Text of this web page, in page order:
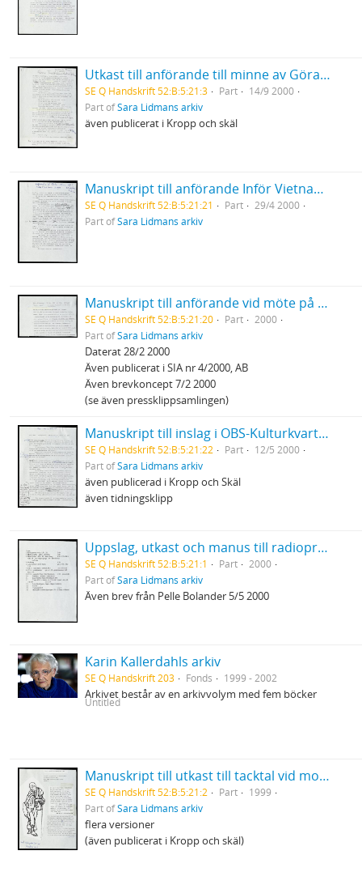
Utkast till anförande till minne av Göran Tunström "Göran Tunströms andra hjärna" Musikhögskolan Göteborg
SE Q Handskrift 52:B:5:21:3 Part
14/9 2000
Part ofSara Lidmans arkiv
även publicerat i Kropp och skäl
Manuskript till anförande Inför Vietnams seger - 25 årsdagen Katasalen ABF
SE Q Handskrift 52:B:5:21:21 Part
29/4 2000
Part ofSara Lidmans arkiv
Manuskript till anförande vid möte på Palmedagen "Vad kan vi göra?" Internationell solidaritet och vårt ansvar
SE Q Handskrift 52:B:5:21:20 Part
2000
Part ofSara Lidmans arkiv
Daterat 28/2 2000
Även publicerat i SIA nr 4/2000, AB
Även brevkoncept 7/2 2000
(se även pressklippsamlingen)
Manuskript till inslag i OBS-Kulturkvarten "Den användbare löjtnant Calley"
SE Q Handskrift 52:B:5:21:22 Part
12/5 2000
Part ofSara Lidmans arkiv
även publicerad i Kropp och Skäl
även tidningsklipp
Uppslag, utkast och manus till radioprogrammet Sommar
SE Q Handskrift 52:B:5:21:1 Part
2000
Part ofSara Lidmans arkiv
Även brev från Pelle Bolander 5/5 2000
Karin Kallerdahls arkiv
SE Q Handskrift 203 Fonds 1999 - 2002
Arkivet består av en arkivvolym med fem böcker
Untitled
Manuskript till utkast till tacktal vid mottagandet av Pilotpriset
SE Q Handskrift 52:B:5:21:2 Part
1999
Part ofSara Lidmans arkiv
flera versioner
(även publicerat i Kropp och skäl)